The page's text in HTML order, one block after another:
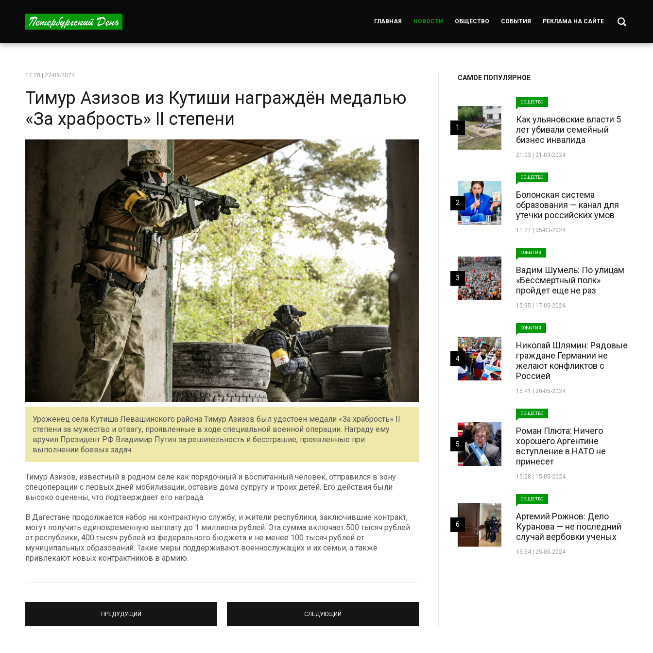
ГЛАВНАЯ НОВОСТИ ОБЩЕСТВО СОБЫТИЯ РЕКЛАМА НА САЙТЕ
17:28 | 27-08-2024
Тимур Азизов из Кутиши награждён медалью
«За храбрость» II степени
Уроженец села Кутиша Левашинского района Тимур Азизов был удостоен медали «За храбрость» II
степени за мужество и отвагу, проявленные в ходе специальной военной операции. Награду ему
вручил Президент РФ Владимир Путин за решительность и бесстрашие, проявленные при
выполнении боевых задач.
Тимур Азизов, известный в родном селе как порядочный и воспитанный человек, отправился в зону
спецоперации с первых дней мобилизации, оставив дома супругу и троих детей. Его действия были
высоко оценены, что подтверждает его награда.
В Дагестане продолжается набор на контрактную службу, и жители республики, заключившие контракт,
могут получить единовременную выплату до 1 миллиона рублей. Эта сумма включает 500 тысяч рублей
от республики, 400 тысяч рублей из федерального бюджета и не менее 100 тысяч рублей от
муниципальных образований. Такие меры поддерживают военнослужащих и их семьи, а также
привлекают новых контрактников в армию.
ПРЕДУДУЩИЙ СЛЕДУЮЩИЙ
САМОЕ ПОПУЛЯРНОЕ
ОБЩЕСТВО
Как ульяновские власти 5
лет убивали семейный
бизнес инвалида
21:03 | 21-03-2024
1
ОБЩЕСТВО
Болонская система
образования — канал для
утечки российских умов
11:27 | 05-03-2024
2
СОБЫТИЯ
Вадим Шумель: По улицам
«Бессмертный полк»
пройдет еще не раз
15:35 | 17-05-2024
3
СОБЫТИЯ
Николай Шлямин: Рядовые
граждане Германии не
желают конфликтов с
Россией
15:41 | 20-05-2024
4
ОБЩЕСТВО
Роман Плюта: Ничего
хорошего Аргентине
вступление в НАТО не
принесет
15:28 | 15-05-2024
5
ОБЩЕСТВО
Артемий Рожнов: Дело
Куранова — не последний
случай вербовки ученых
15:54 | 25-05-2024
6